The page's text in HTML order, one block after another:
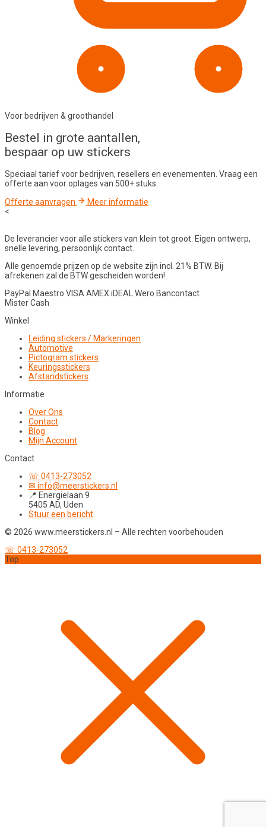
Voor bedrijven & groothandel
Bestel in grote aantallen,
bespaar op uw stickers
Speciaal tarief voor bedrijven, resellers en evenementen. Vraag een
offerte aan voor oplages van 500+ stuks.
Offerte aanvragen
Meer informatie
<
De leverancier voor alle stickers van klein tot groot. Eigen ontwerp,
snelle levering, persoonlijk contact.
Alle genoemde prijzen op de website zijn incl. 21% BTW. Bij
afrekenen zal de BTW gescheiden worden!
PayPal Maestro VISAAMEXiDEALWero Bancontact
Mister Cash
Winkel
Leiding stickers / Markeringen
Automotive
Pictogram stickers
Keuringsstickers
Afstandstickers
Informatie
Over Ons
Contact
Blog
Mijn Account
Contact
☏ 0413-273052
✉ info@meerstickers.nl
📍 Energielaan 9
5405 AD, Uden
Stuur een bericht
© 2026 www.meerstickers.nl – Alle rechten voorbehouden
☏ 0413-273052
Top